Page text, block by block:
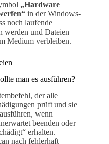
„Hardware
in der Windows-
noch laufende
werden und Dateien
Medium verbleiben.
man es ausführen?
der alle
prüft und sie
wenn
beenden oder
erhalten.
nach fehlerhaft